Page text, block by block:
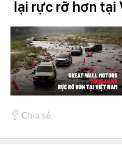
lại rực rỡ hơn tại
Chia sẻ